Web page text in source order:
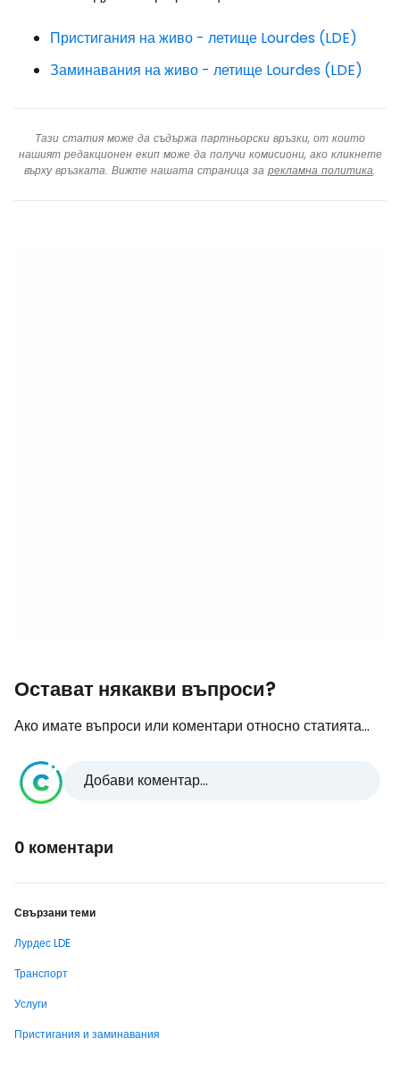
Пристигания на живо - летище Lourdes (LDE)
Заминавания на живо - летище Lourdes (LDE)
Тази статия може да съдържа партньорски връзки, от които
нашият редакционен екип може да получи комисиони, ако кликнете
върху връзката. Вижте нашата страница за рекламна политика.
Остават някакви въпроси?
Ако имате въпроси или коментари относно статията...
Добави коментар...
0 коментари
Свързани теми
Лурдес LDE
Транспорт
Услуги
Пристигания и заминавания